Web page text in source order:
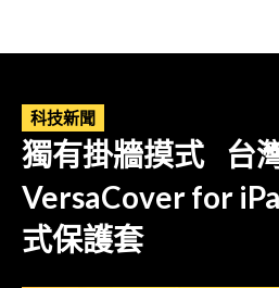
科技新聞
獨有掛牆摸式 台
VersaCover for
式保護套